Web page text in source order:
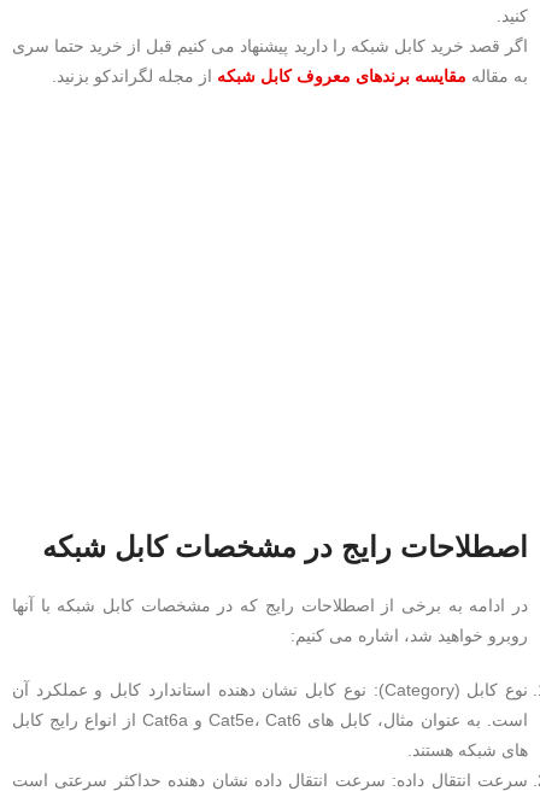
کنید.
اگر قصد خرید کابل شبکه را دارید پیشنهاد می کنیم قبل از خرید حتما سری
به مقاله مقایسه برندهای معروف کابل شبکه از مجله لگراندکو بزنید.
اصطلاحات رایج در مشخصات کابل شبکه
در ادامه به برخی از اصطلاحات رایج که در مشخصات کابل شبکه با آنها
روبرو خواهید شد، اشاره می کنیم:
نوع کابل (Category): نوع کابل نشان دهنده استاندارد کابل و عملکرد آن
است. به عنوان مثال، کابل های Cat5e، Cat6 و Cat6a از انواع رایج کابل
های شبکه هستند.
سرعت انتقال داده: سرعت انتقال داده نشان دهنده حداکثر سرعتی است